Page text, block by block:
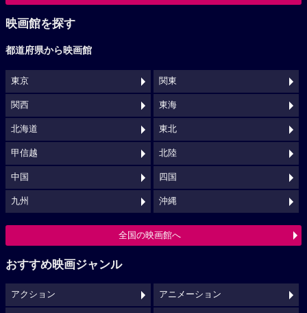
映画館を探す
都道府県から映画館
東京 関東
関西 東海
北海道 東北
甲信越 北陸
中国 四国
九州 沖縄
全国の映画館へ
おすすめ映画ジャンル
アクション アニメーション